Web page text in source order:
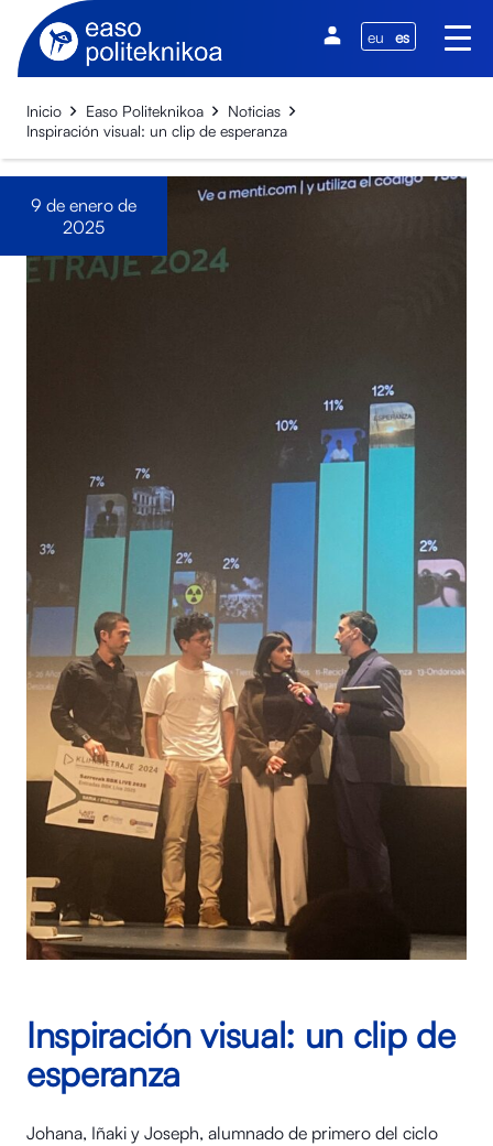
eu es
Inicio Easo Politeknikoa
Noticias
Inspiración visual: un clip de esperanza
9 de enero de
2025
Inspiración visual: un clip de
esperanza
Johana, Iñaki y Joseph, alumnado de primero del ciclo